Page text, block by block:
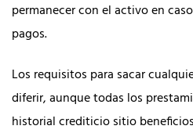
permanecer con el activo en
pagos.
Los requisitos para sacar
diferir, aunque todas los
historial crediticio sitio